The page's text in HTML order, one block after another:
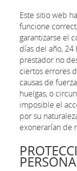
Este sitio web
funcione
garantizarse el
días del año, 24
prestador no
ciertos errores
causas de
huelgas, o
imposible el
por su
exonerarían de